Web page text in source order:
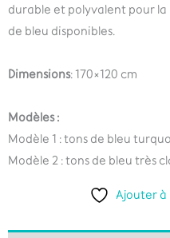
durable et polyvalent pour la
de bleu disponibles.
Dimensions: 170×120 cm
Modèles :
Modèle 1 : tons de bleu
Modèle 2 : tons de bleu très
Ajouter à